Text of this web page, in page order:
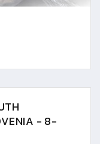
- 8-